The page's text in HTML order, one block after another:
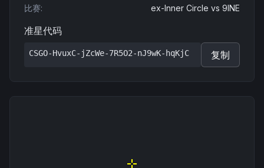
比赛: ex-Inner Circle vs 9INE
准星代码
CSGO-HvuxC-jZcWe-7R5O2-nJ9wK-hqKjC 复制